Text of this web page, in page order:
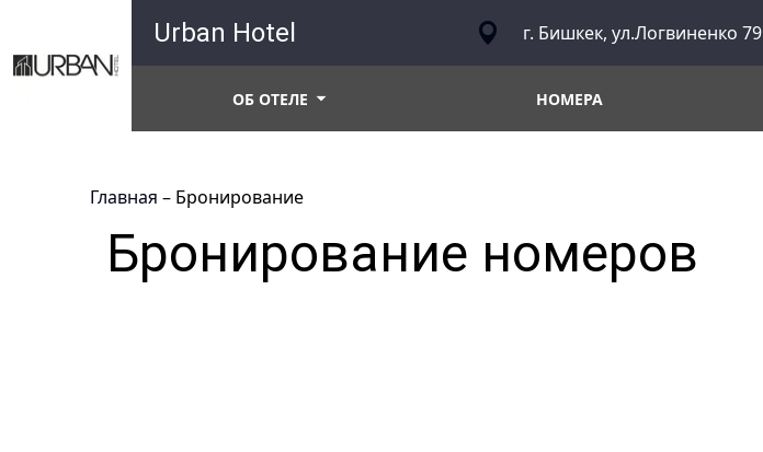
Urban Hotel г. Бишкек, ул.Логвиненко 79
ОБ ОТЕЛЕ НОМЕРА
Главная – Бронирование
Бронирование номеров